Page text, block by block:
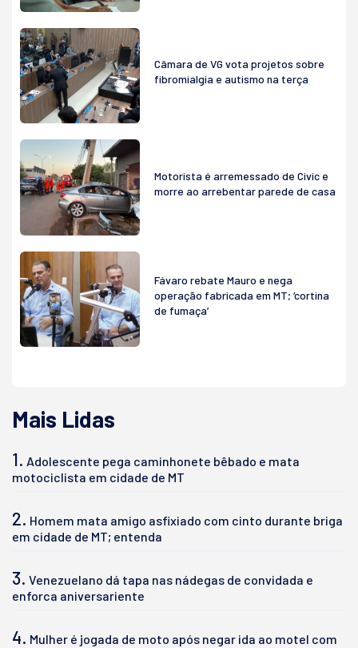
Câmara de VG vota projetos sobre
fibromialgia e autismo na terça
Motorista é arremessado de Civic e
morre ao arrebentar parede de casa
Fávaro rebate Mauro e nega
operação fabricada em MT; ‘cortina
de fumaça’
Mais Lidas
1. Adolescente pega caminhonete bêbado e mata
motociclista em cidade de MT
2. Homem mata amigo asfixiado com cinto durante briga
em cidade de MT; entenda
3. Venezuelano dá tapa nas nádegas de convidada e
enforca aniversariente
4. Mulher é jogada de moto após negar ida ao motel com